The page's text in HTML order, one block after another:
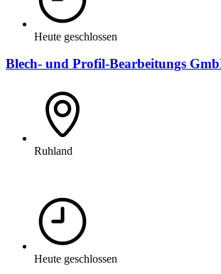
Heute geschlossen
Blech- und Profil-Bearbeitungs
Ruhland
Heute geschlossen